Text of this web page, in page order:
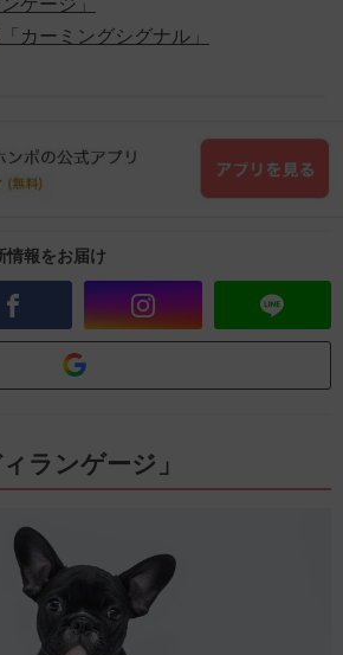
ゲージ」
カーミングシグナル」
情報をお届け
ランゲージ」